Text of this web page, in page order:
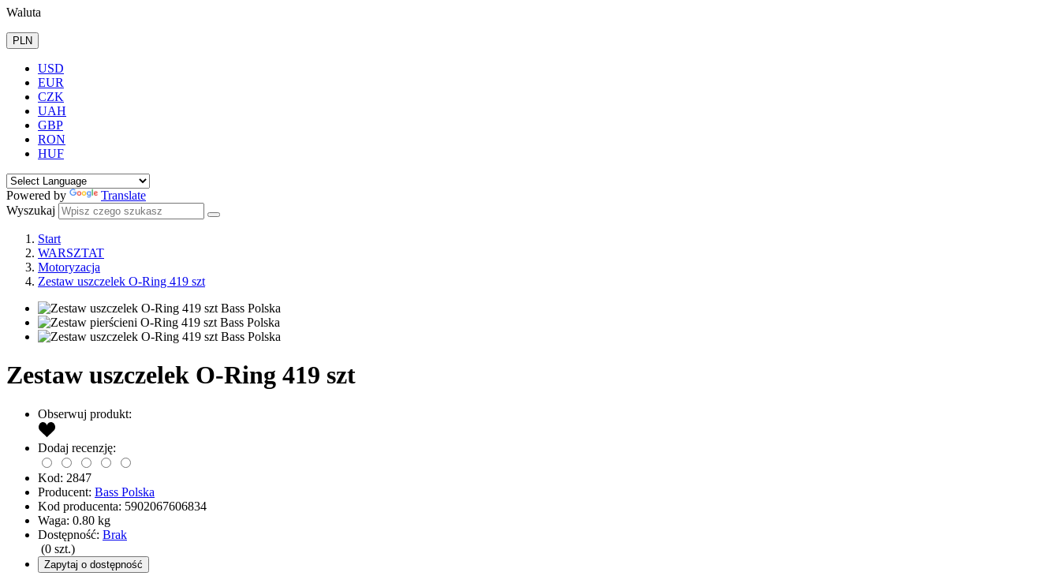
Waluta
PLN
USD
EUR
CZK
UAH
GBP
RON
HUF
Powered by
Translate
Wyszukaj
Start
WARSZTAT
Motoryzacja
Zestaw uszczelek O-Ring 419 szt
Zestaw uszczelek O-Ring 419 szt
Obserwuj produkt:
Dodaj recenzję:
Kod: 2847
Producent: Bass Polska
Kod producenta: 5902067606834
Waga: 0.80 kg
Dostępność: Brak
(0 szt.)
Zapytaj o dostępność